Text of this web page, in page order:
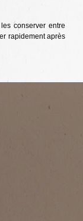
conserver entre
rapidement après